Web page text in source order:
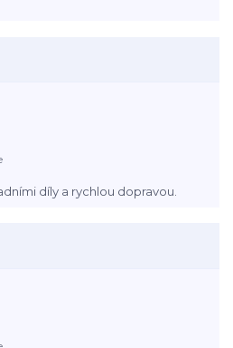
díly a rychlou dopravou.